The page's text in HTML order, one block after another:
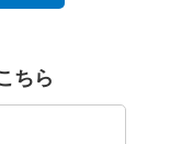
ちら